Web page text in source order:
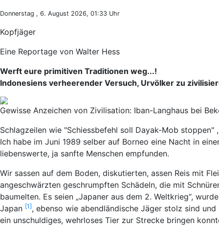
Donnerstag , 6. August 2026, 01:33 Uhr
Kopfjäger
Eine Reportage von Walter Hess
Werft eure primitiven Traditionen weg...!
Indonesiens verheerender Versuch, Urvölker zu
Gewisse Anzeichen von Zivilisation: Iban-Langhaus bei
Schlagzeilen wie "Schiessbefehl soll Dayak-Mob
Ich habe im Juni 1989 selber auf Borneo eine Nacht in
liebenswerte, ja sanfte Menschen empfunden.
Wir sassen auf dem Boden, diskutierten, assen Reis mit
angeschwärzten geschrumpften Schädeln, die mit
baumelten. Es seien „Japaner aus dem 2. Weltkrieg“,
Japan [1], ebenso wie abendländische Jäger stolz sind
ein unschuldiges, wehrloses Tier zur Strecke bringen